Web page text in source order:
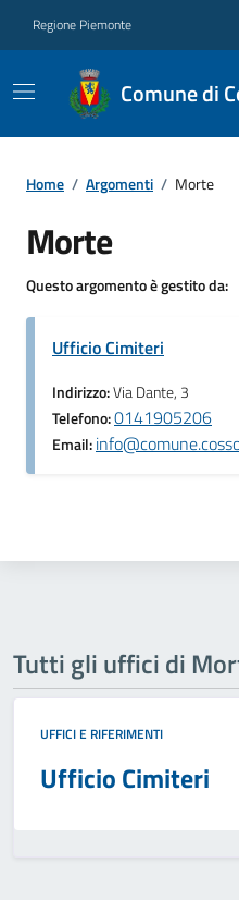
Regione Piemonte
Comune di
Home / Argomenti / Morte
Morte
Questo argomento è gestito da:
Ufficio Cimiteri
Indirizzo:Via Dante, 3
Telefono:0141905206
Email:
Tutti gli uffici di
UFFICI E RIFERIMENTI
Ufficio Cimiteri